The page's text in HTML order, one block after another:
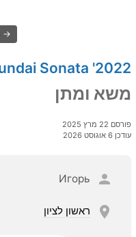
2022' Hyundai Sonata
משא ומתן
פורסם 22 מרץ 2025
עודכן 6 אוגוסט 2026
Игорь
ראשון לציון